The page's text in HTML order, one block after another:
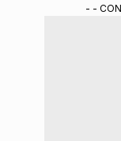
O ator - -